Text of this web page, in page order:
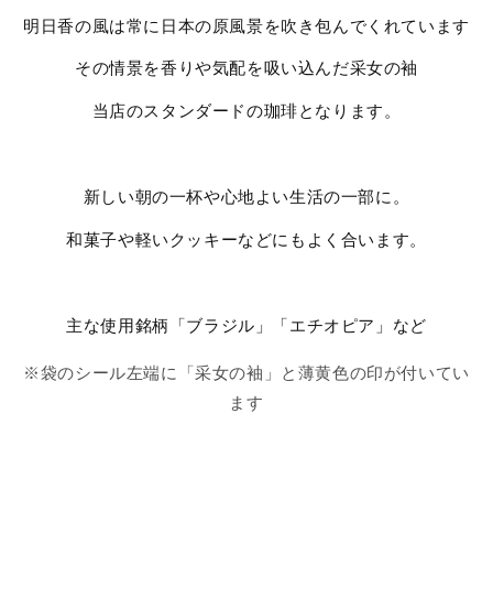
明日香の風は常に日本の原風景を吹き包んでくれています
その情景を香りや気配を吸い込んだ采女の袖
当店のスタンダードの珈琲となります。
新しい朝の一杯や心地よい生活の一部に。
和菓子や軽いクッキーなどにもよく合います。
主な使用銘柄「ブラジル」「エチオピア」など
※袋のシール左端に「采女の袖」と薄黄色の印が付いてい
ます